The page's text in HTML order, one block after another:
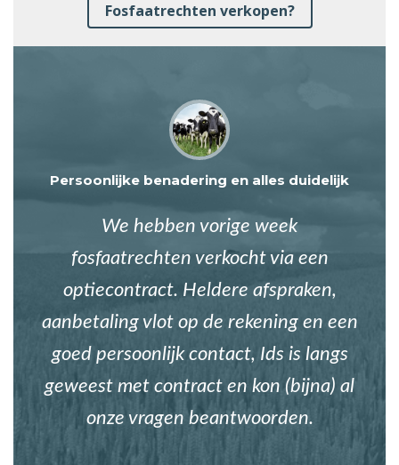
Fosfaatrechten verkopen?
Persoonlijke benadering en alles duidelijk
We hebben vorige week
fosfaatrechten verkocht via een
optiecontract. Heldere afspraken,
aanbetaling vlot op de rekening en een
goed persoonlijk contact, Ids is langs
geweest met contract en kon (bijna) al
onze vragen beantwoorden.